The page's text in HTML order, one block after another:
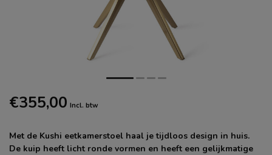
€355,00 Incl. btw
Met de Kushi eetkamerstoel haal je tijdloos design in huis.
De kuip heeft licht ronde vormen en heeft een gelijkmatige